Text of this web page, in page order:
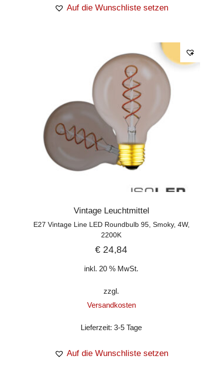
Auf die Wunschliste setzen
Vintage Leuchtmittel
E27 Vintage Line LED Roundbulb 95, Smoky, 4W,
2200K
€ 24,84
inkl. 20 % MwSt.
zzgl.
Versandkosten
Lieferzeit:3-5 Tage
Auf die Wunschliste setzen